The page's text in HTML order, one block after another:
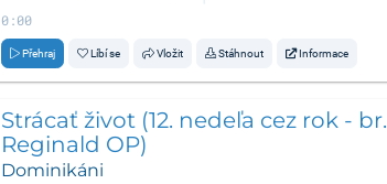
0:00
Přehraj Líbí se Vložit Stáhnout Informace
Strácať život (12. nedeľa cez rok - br.
Reginald OP)
Dominikáni